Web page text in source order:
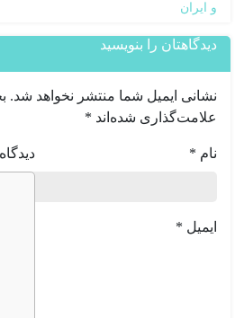
و ایران
دیدگاهتان را بنویسید
نشانی ایمیل شما منتشر نخواهد شد.
علامت‌گذاری شده‌اند *
دیدگاه نام *
ایمیل *